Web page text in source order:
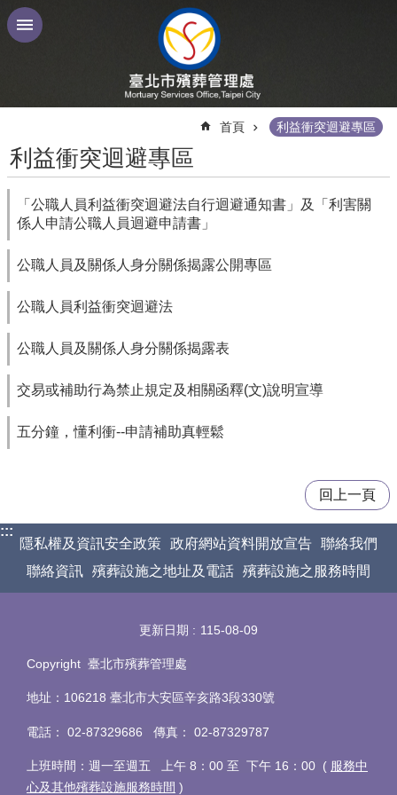
跳到主要內容區塊
首頁 利益衝突迴避專區
利益衝突迴避專區
「公職人員利益衝突迴避法自行迴避通知書」及「利害關
係人申請公職人員迴避申請書」
公職人員及關係人身分關係揭露公開專區
公職人員利益衝突迴避法
公職人員及關係人身分關係揭露表
交易或補助行為禁止規定及相關函釋(文)說明宣導
五分鐘，懂利衝--申請補助真輕鬆
回上一頁
:::
隱私權及資訊安全政策 政府網站資料開放宣告 聯絡我們
聯絡資訊 殯葬設施之地址及電話 殯葬設施之服務時間
更新日期 115-08-09
Copyright 臺北市殯葬管理處
地址：106218 臺北市大安區辛亥路3段330號
電話 ： 02-87329686 傳真 ： 02-87329787
上班時間：週一至週五 上午 8：00 至 下午 16：00 ( 服務中
心及其他殯葬設施服務時間 )